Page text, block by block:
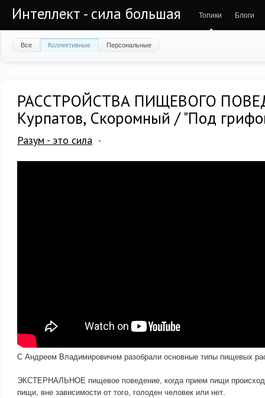
Интеллект - сила большая Топики Блоги
Все Коллективные Персональные
РАССТРОЙСТВА ПИЩЕВОГО
Курпатов, Скоромный / "Под
Разум - это сила
С Андреем Владимировичем разобрали основные типы пищевых
ЭКСТЕРНАЛЬНОЕ пищевое поведение, когда прием пищи
пищи, вне зависимости от того, голоден человек или нет.